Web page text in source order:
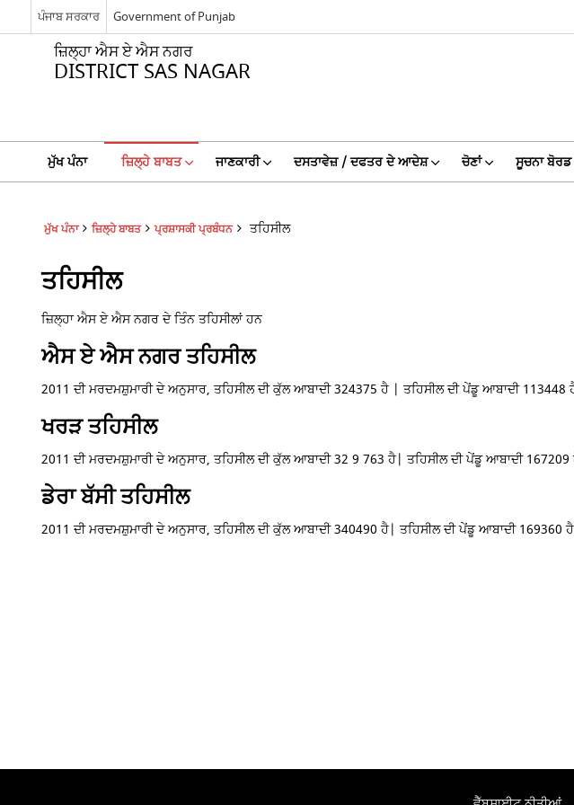
ਪੰਜਾਬ ਸਰਕਾਰ Government of Punjab
ਜ਼ਿਲ੍ਹਾ ਐਸ ਏ ਐਸ ਨਗਰ
DISTRICT SAS NAGAR
ਮੁੱਖ ਪੰਨਾ ਜ਼ਿਲ੍ਹੇ ਬਾਬਤ ਜਾਣਕਾਰੀ ਦਸਤਾਵੇਜ਼ / ਦਫਤਰ ਦੇ ਆਦੇਸ਼ ਚੋਣਾਂ ਸੂਚਨਾ ਬੋਰਡ
ਮੁੱਖ ਪੰਨਾ ਜ਼ਿਲ੍ਹੇ ਬਾਬਤ ਪ੍ਰਸ਼ਾਸਕੀ ਪ੍ਰਬੰਧਨ ਤਹਿਸੀਲ
ਤਹਿਸੀਲ
ਜ਼ਿਲ੍ਹਾ ਐਸ ਏ ਐਸ ਨਗਰ ਦੇ ਤਿੰਨ ਤਹਿਸੀਲਾਂ ਹਨ
ਐਸ ਏ ਐਸ ਨਗਰ ਤਹਿਸੀਲ
2011 ਦੀ ਮਰਦਮਸ਼ੁਮਾਰੀ ਦੇ ਅਨੁਸਾਰ, ਤਹਿਸੀਲ ਦੀ ਕੁੱਲ ਆਬਾਦੀ 324375 ਹੈ | ਤਹਿਸੀਲ ਦੀ ਪੇਂਡੂ ਆਬਾਦੀ
ਖਰੜ ਤਹਿਸੀਲ
2011 ਦੀ ਮਰਦਮਸ਼ੁਮਾਰੀ ਦੇ ਅਨੁਸਾਰ, ਤਹਿਸੀਲ ਦੀ ਕੁੱਲ ਆਬਾਦੀ 32 9 763 ਹੈ| ਤਹਿਸੀਲ ਦੀ ਪੇਂਡੂ ਆਬਾਦੀ
ਡੇਰਾ ਬੱਸੀ ਤਹਿਸੀਲ
2011 ਦੀ ਮਰਦਮਸ਼ੁਮਾਰੀ ਦੇ ਅਨੁਸਾਰ, ਤਹਿਸੀਲ ਦੀ ਕੁੱਲ ਆਬਾਦੀ 340490 ਹੈ| ਤਹਿਸੀਲ ਦੀ ਪੇਂਡੂ ਆਬਾਦੀ